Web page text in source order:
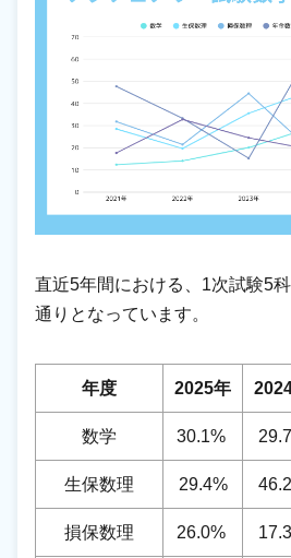
直近5年間における、1次試験5
通りとなっています。
年度 2025年
数学 30.1%
生保数理 29.4%
損保数理 26.0%